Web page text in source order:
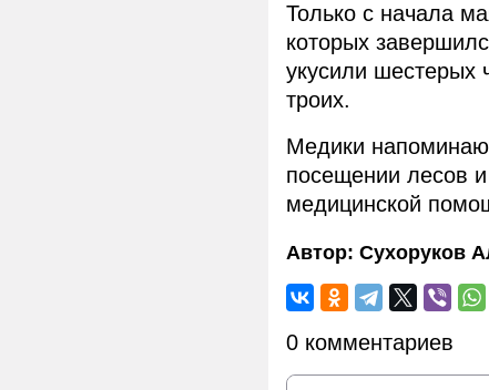
Только с начала
которых
укусили шестерых
троих.
Медики
посещении лесов
медицинской
Автор: Сухоруков
0 комментариев